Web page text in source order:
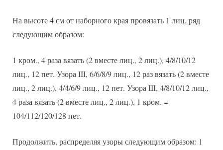
На высоте 4 см от наборного края провязать 1 лиц. ряд
следующим образом:
1 кром., 4 раза вязать (2 вместе лиц., 2 лиц.), 4/8/10/12
лиц., 12 пет. Узора III, 6/6/8/9 лиц., 12 раз вязать (2 вместе
лиц., 2 лиц.), 4/4/6/9 лиц., 12 пет. Узора III, 4/8/10/12 лиц.,
4 раза вязать (2 вместе лиц., 2 лиц.), 1 кром. =
104/112/120/128 пет.
Продолжить, распределяя узоры следующим образом: 1